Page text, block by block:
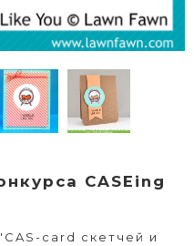
CASEing
card скетчей и